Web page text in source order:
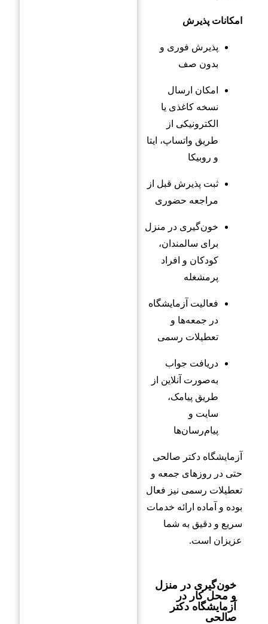
امکانات پذیرش
پذیرش فوری و
بدون صف
امکان ارسال
نسخه کاغذی یا
الکترونیکی از
طریق واتساپ، ایتا
و روبیکا
ثبت پذیرش قبل از
مراجعه حضوری
خون‌گیری در منزل
برای سالمندان،
کودکان و افراد
پرمشغله
فعالیت آزمایشگاه
در جمعه‌ها و
تعطیلات رسمی
دریافت جواب
به‌صورت آنلاین از
طریق پیامک،
سایت و
پیام‌رسان‌ها
آزمایشگاه دکتر صالحی
حتی در روزهای جمعه و
تعطیلات رسمی نیز فعال
بوده و آماده ارائه خدمات
سریع و دقیق به شما
عزیزان است.
خون‌گیری در منزل
و محل کار در
آزمایشگاه دکتر
صالحی